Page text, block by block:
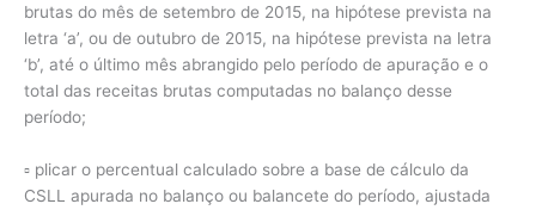
brutas do mês de setembro de 2015, na hipótese prevista na
letra ‘a’, ou de outubro de 2015, na hipótese prevista na letra
‘b’, até o último mês abrangido pelo período de apuração e o
total das receitas brutas computadas no balanço desse
período;
▫ plicar o percentual calculado sobre a base de cálculo da
CSLL apurada no balanço ou balancete do período, ajustada